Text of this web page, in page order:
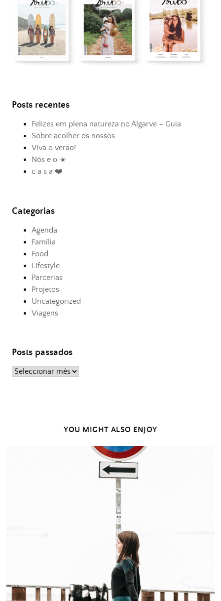
Posts recentes
Felizes em plena natureza no Algarve – Guia
Sobre acolher os nossos
Viva o verão!
Nós e o ☀️
c a s a ❤️
Categorias
Agenda
Família
Food
Lifestyle
Parcerias
Projetos
Uncategorized
Viagens
Posts passados
Posts
YOU MIGHT ALSO ENJOY